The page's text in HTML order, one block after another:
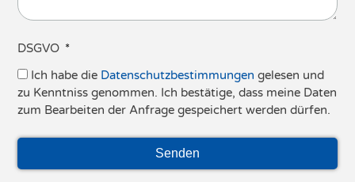
DSGVO
Ich habe die Datenschutzbestimmungen gelesen und
zu Kenntniss genommen. Ich bestätige, dass meine Daten
zum Bearbeiten der Anfrage gespeichert werden dürfen.
Senden